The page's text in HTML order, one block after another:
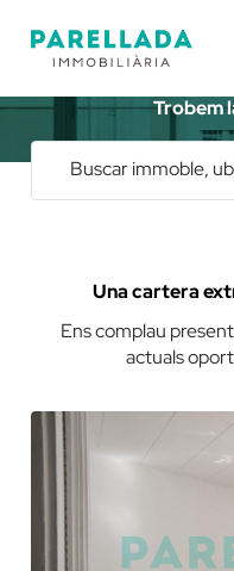
Trobem
La millor
Buscar immoble,
Una cartera
Ens complau
actuals